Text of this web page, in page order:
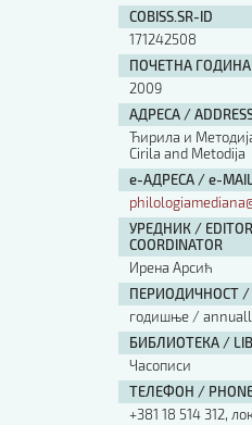
COBISS.SR-ID
171242508
ПОЧЕТНА ГОДИНА
2009
АДРЕСА /
Ћирила и
Cirila and Metodija
е-АДРЕСА / e-MAIL
УРЕДНИК /
COORDINATOR
Ирена Арсић
ПЕРИОДИЧНОСТ /
годишње /
БИБЛИОТЕКА /
Часописи
ТЕЛЕФОН /
+381 18 514 312,